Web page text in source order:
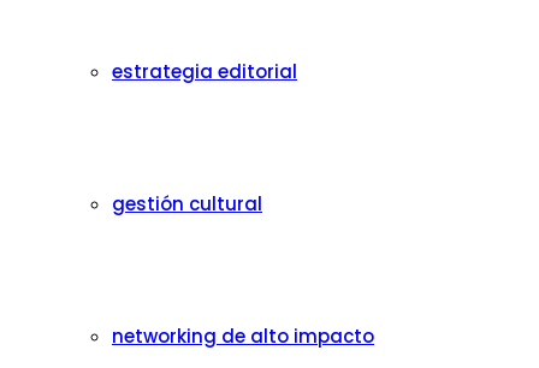
estrategia editorial
gestión cultural
networking de alto impacto